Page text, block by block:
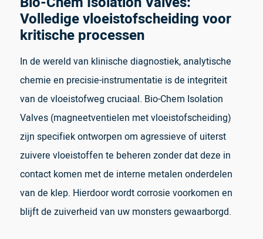
Volledige vloeistofscheiding voor
kritische processen
In de wereld van klinische diagnostiek, analytische
chemie en precisie-instrumentatie is de integriteit
van de vloeistofweg cruciaal. Bio-Chem Isolation
Valves (magneetventielen met vloeistofscheiding)
zijn specifiek ontworpen om agressieve of uiterst
zuivere vloeistoffen te beheren zonder dat deze in
contact komen met de interne metalen onderdelen
van de klep. Hierdoor wordt corrosie voorkomen en
blijft de zuiverheid van uw monsters gewaarborgd.